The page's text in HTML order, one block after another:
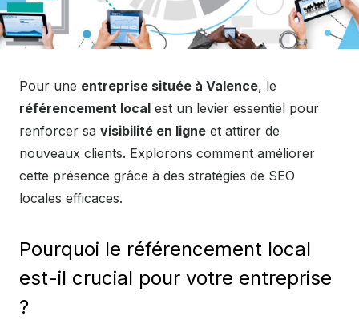
Pour une entreprise située à Valence, le
référencement local est un levier essentiel pour
renforcer sa visibilité en ligne et attirer de
nouveaux clients. Explorons comment améliorer
cette présence grâce à des stratégies de SEO
locales efficaces.
Pourquoi le référencement local
est-il crucial pour votre entreprise
?